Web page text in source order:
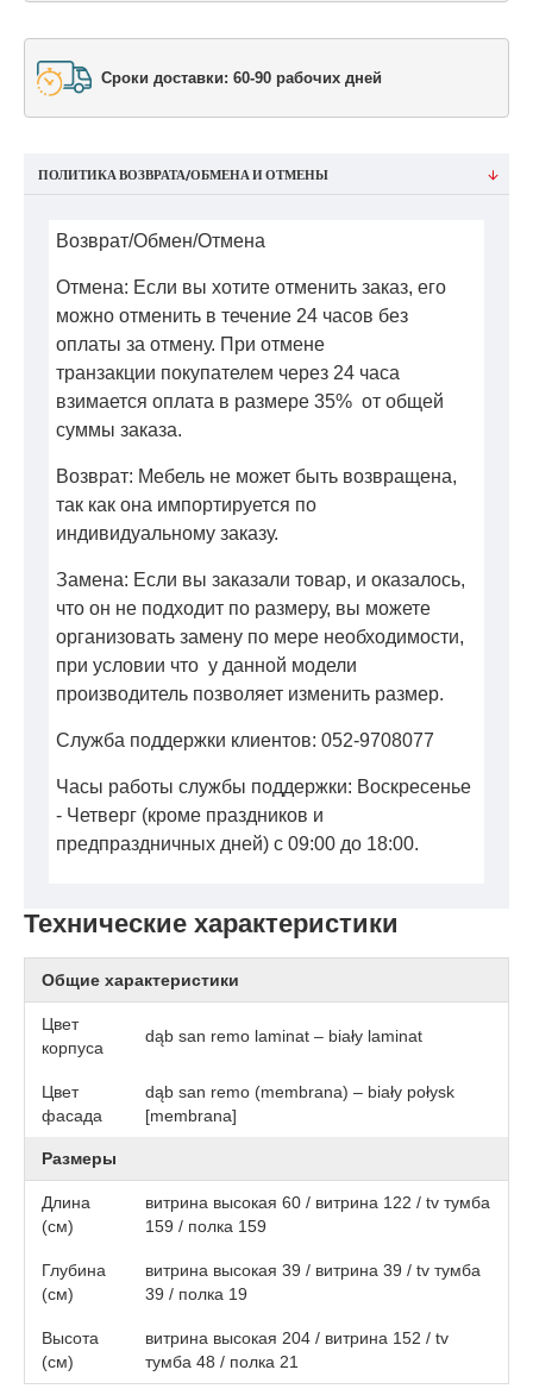
Сроки доставки: 60-90 рабочих дней
Технические характеристики
Общие характеристики
Цвет
корпуса
dąb san remo laminat – biały laminat
Цвет
фасада
dąb san remo (membrana) – biały połysk
[membrana]
Размеры
Длина
(см)
витрина высокая 60 / витрина 122 / tv тумба
159 / полка 159
Глубина
(см)
витрина высокая 39 / витрина 39 / tv тумба
39 / полка 19
Высота
(см)
витрина высокая 204 / витрина 152 / tv
тумба 48 / полка 21
ПОЛИТИКА ВОЗВРАТА/ОБМЕНА И ОТМЕНЫ
Возврат/Обмен/Отмена
Отмена: Если вы хотите отменить заказ, его
можно отменить в течение 24 часов без
оплаты за отмену. При отмене
транзакции покупателем через 24 часа
взимается оплата в размере 35% от общей
суммы заказа.
Возврат: Мебель не может быть возвращена,
так как она импортируется по
индивидуальному заказу.
Замена: Если вы заказали товар, и оказалось,
что он не подходит по размеру, вы можете
организовать замену по мере необходимости,
при условии что у данной модели
производитель позволяет изменить размер.
Служба поддержки клиентов: 052-9708077
Часы работы службы поддержки: Воскресенье
- Четверг (кроме праздников и
предпраздничных дней) с 09:00 до 18:00.